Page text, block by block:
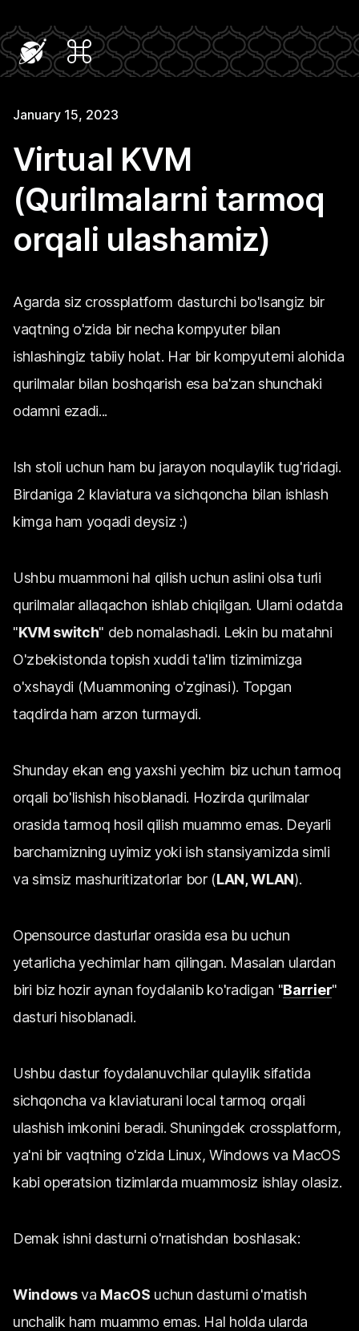
January 15, 2023
Virtual KVM
(Qurilmalarni tarmoq
orqali ulashamiz)
Agarda siz crossplatform dasturchi bo'lsangiz bir
vaqtning o'zida bir necha kompyuter bilan
ishlashingiz tabiiy holat. Har bir kompyuterni alohida
qurilmalar bilan boshqarish esa ba'zan shunchaki
odamni ezadi...
Ish stoli uchun ham bu jarayon noqulaylik tug'ridagi.
Birdaniga 2 klaviatura va sichqoncha bilan ishlash
kimga ham yoqadi deysiz :)
Ushbu muammoni hal qilish uchun aslini olsa turli
qurilmalar allaqachon ishlab chiqilgan. Ularni odatda
"KVM switch" deb nomalashadi. Lekin bu matahni
O'zbekistonda topish xuddi ta'lim tizimimizga
o'xshaydi (Muammoning o'zginasi). Topgan
taqdirda ham arzon turmaydi.
Shunday ekan eng yaxshi yechim biz uchun tarmoq
orqali bo'lishish hisoblanadi. Hozirda qurilmalar
orasida tarmoq hosil qilish muammo emas. Deyarli
barchamizning uyimiz yoki ish stansiyamizda simli
va simsiz mashuritizatorlar bor (LAN, WLAN).
Opensource dasturlar orasida esa bu uchun
yetarlicha yechimlar ham qilingan. Masalan ulardan
biri biz hozir aynan foydalanib ko'radigan "Barrier"
dasturi hisoblanadi.
Ushbu dastur foydalanuvchilar qulaylik sifatida
sichqoncha va klaviaturani local tarmoq orqali
ulashish imkonini beradi. Shuningdek crossplatform,
ya'ni bir vaqtning o'zida Linux, Windows va MacOS
kabi operatsion tizimlarda muammosiz ishlay olasiz.
Demak ishni dasturni o'rnatishdan boshlasak:
Windowsva MacOS uchun dasturni o'rnatish
unchalik ham muammo emas. Hal holda ularda